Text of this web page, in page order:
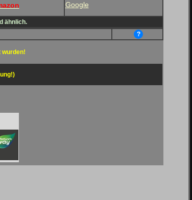
Google
ähnlich.
?
wurden!